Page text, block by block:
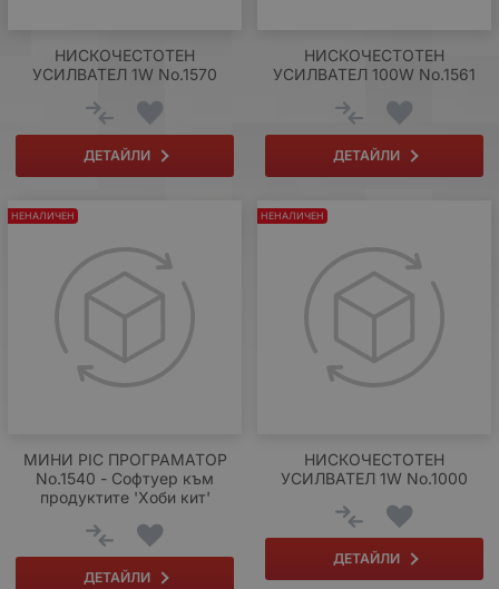
НИСКОЧЕСТОТЕН
УСИЛВАТЕЛ 1W No.1570
ДЕТАЙЛИ
НИСКОЧЕСТОТЕН
УСИЛВАТЕЛ 100W No.1561
ДЕТАЙЛИ
МИНИ PIC ПРОГРАМАТОР
No.1540 - Софтуер към
продуктите 'Хоби кит'
ДЕТАЙЛИ
НЕНАЛИЧЕН
НИСКОЧЕСТОТЕН
УСИЛВАТЕЛ 1W No.1000
ДЕТАЙЛИ
НЕНАЛИЧЕН